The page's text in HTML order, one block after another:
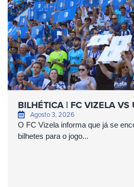
BILHÉTICA | FC VIZELA VS
Agosto 3, 2026
O FC Vizela informa que já se
bilhetes para o jogo...